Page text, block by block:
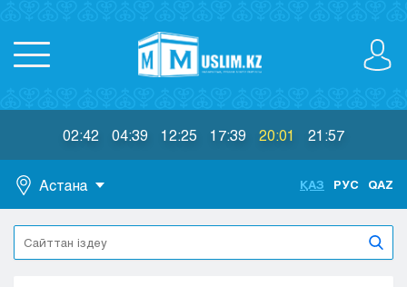
02:42 04:39 12:25 17:39 20:01 21:57
Астана
Астана
Алматы
ҚАЗ РУС QAZ